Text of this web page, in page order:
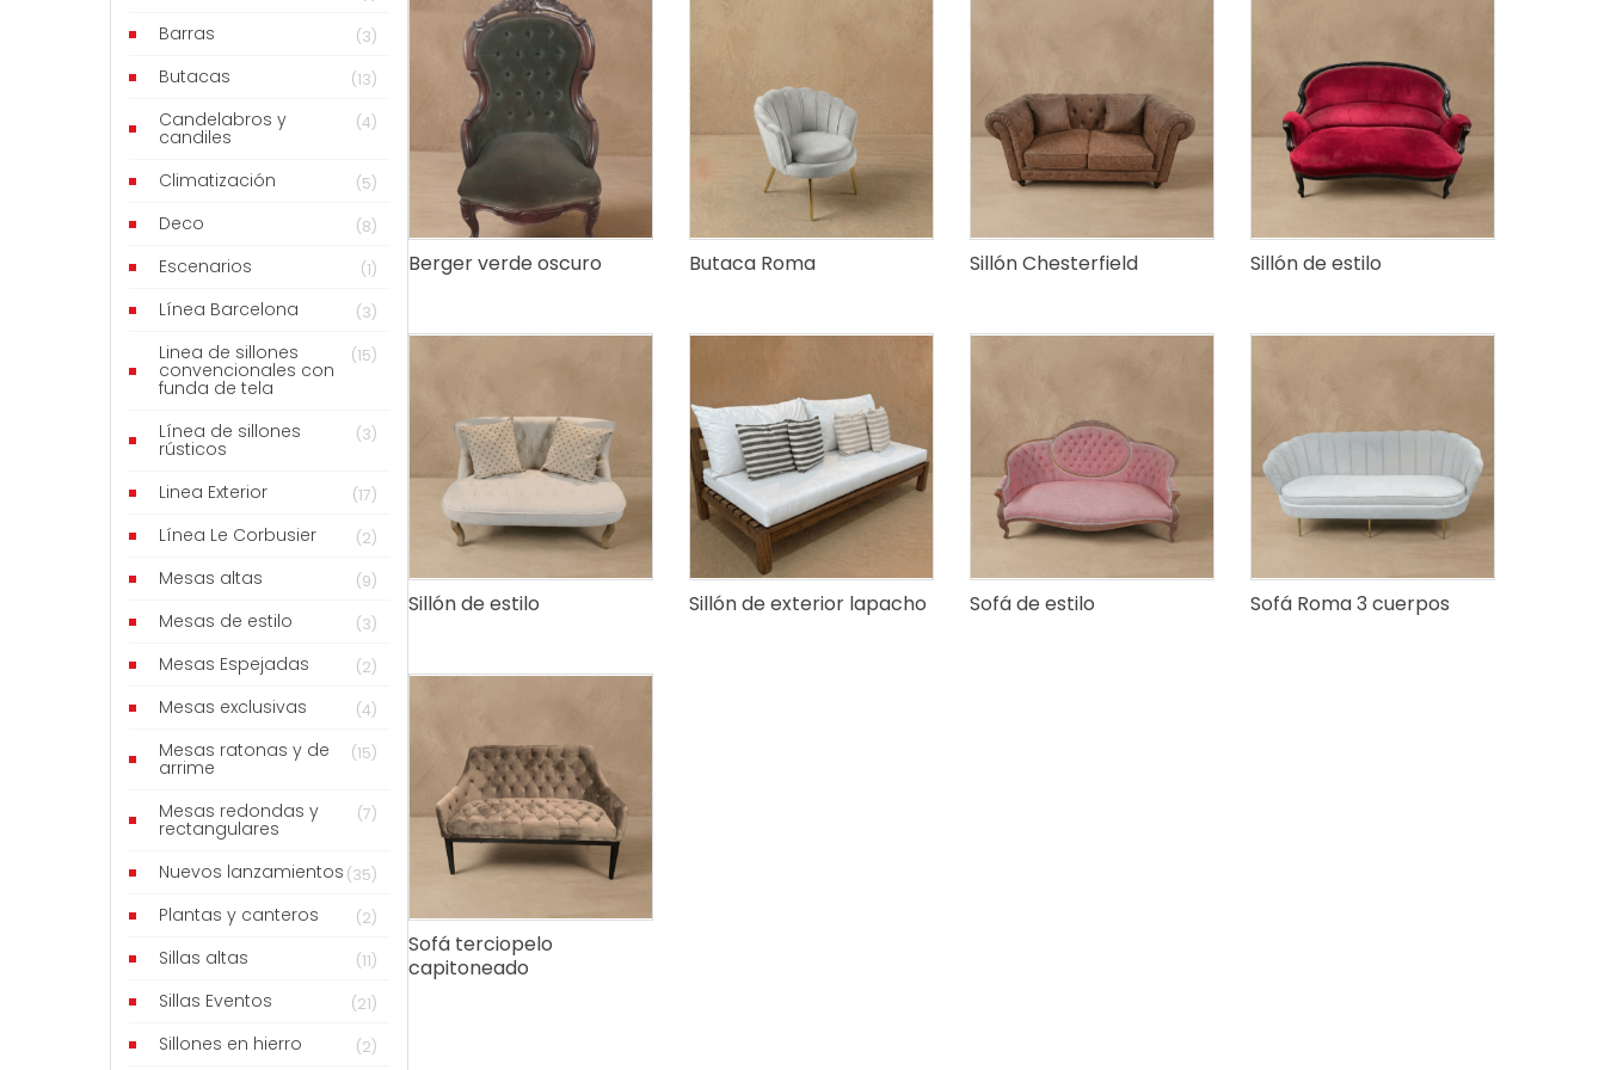
Berger verde oscuro Butaca Roma Sillón Chesterfield Sillón de estilo
Sillón de estilo Sillón de exterior lapacho Sofá de estilo Sofá Roma 3 cuerpos
Sofá terciopelo
capitoneado
Barras (3)
Butacas (13)
Candelabros y
candiles
(4)
Climatización (5)
Deco (8)
Escenarios (1)
Línea Barcelona (3)
Linea de sillones
convencionales con
funda de tela
(15)
Línea de sillones
rústicos
(3)
Linea Exterior (17)
Línea Le Corbusier (2)
Mesas altas (9)
Mesas de estilo (3)
Mesas Espejadas (2)
Mesas exclusivas (4)
Mesas ratonas y de
arrime
(15)
Mesas redondas y
rectangulares
(7)
Nuevos lanzamientos (35)
Plantas y canteros (2)
Sillas altas (11)
Sillas Eventos (21)
Sillones en hierro (2)